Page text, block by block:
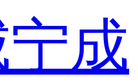
宁成